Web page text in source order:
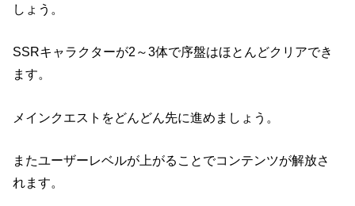
しょう。
SSRキャラクターが2～3体で序盤はほとんどクリアでき
ます。
メインクエストをどんどん先に進めましょう。
またユーザーレベルが上がることでコンテンツが解放さ
れます。